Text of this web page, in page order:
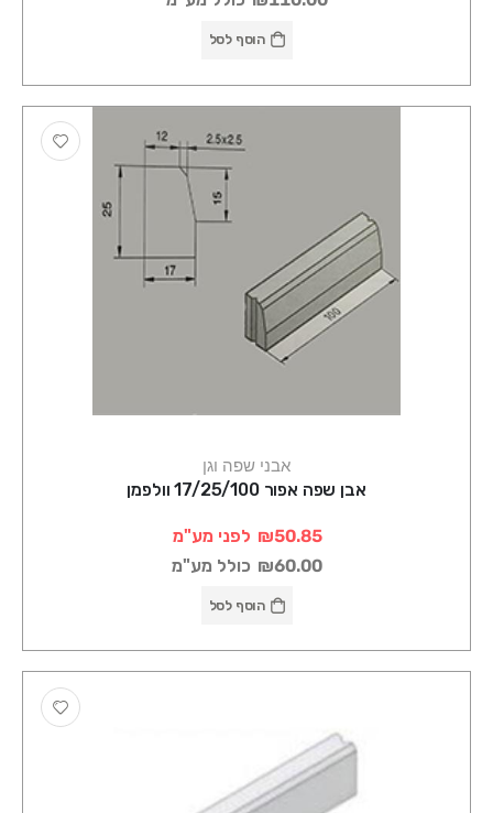
הוסף לסל
אבני שפה וגן
אבן שפה אפור 17/25/100 וולפמן
₪50.85 לפני מע"מ
₪60.00 כולל מע"מ
הוסף לסל